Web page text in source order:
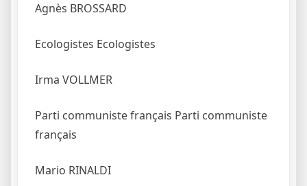
Agnès BROSSARD
Ecologistes Ecologistes
Irma VOLLMER
Parti communiste français Parti communiste
français
Mario RINALDI